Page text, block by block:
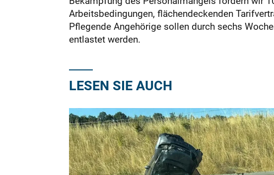
Arbeitsbedingungen, flächendeckenden
Pflegende Angehörige sollen durch sechs
entlastet werden.
LESEN SIE AUCH